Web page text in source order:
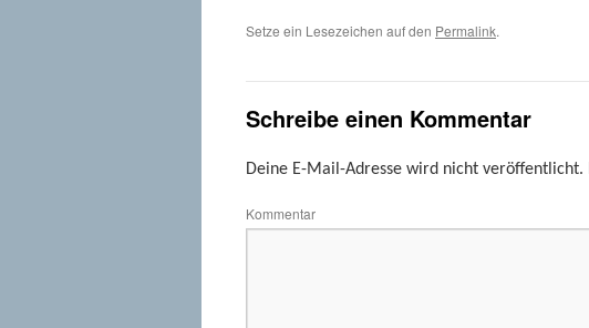
Setze ein Lesezeichen auf den Permalink.
Schreibe einen Kommentar
Deine E-Mail-Adresse wird nicht veröffentlicht.
Kommentar